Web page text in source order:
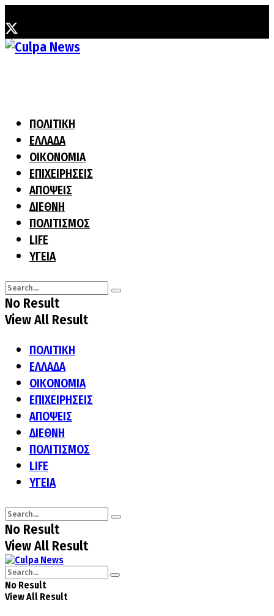
ΠΟΛΙΤΙΚΗ
ΕΛΛΑΔΑ
ΟΙΚΟΝΟΜΙΑ
ΕΠΙΧΕΙΡΗΣΕΙΣ
ΑΠΟΨΕΙΣ
ΔΙΕΘΝΗ
ΠΟΛΙΤΙΣΜΟΣ
LIFE
ΥΓΕΙΑ
No Result
View All Result
ΠΟΛΙΤΙΚΗ
ΕΛΛΑΔΑ
ΟΙΚΟΝΟΜΙΑ
ΕΠΙΧΕΙΡΗΣΕΙΣ
ΑΠΟΨΕΙΣ
ΔΙΕΘΝΗ
ΠΟΛΙΤΙΣΜΟΣ
LIFE
ΥΓΕΙΑ
No Result
View All Result
No Result
View All Result